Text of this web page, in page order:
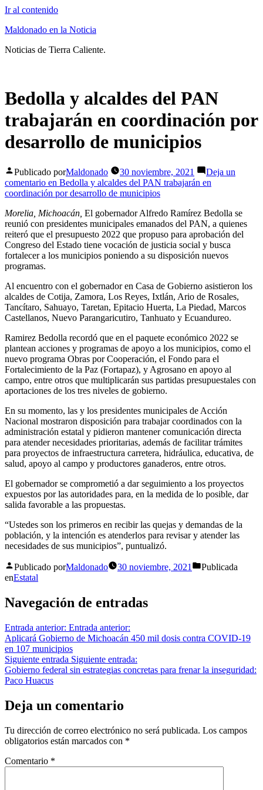
Ir al contenido
Maldonado en la Noticia
Noticias de Tierra Caliente.
Bedolla y alcaldes del PAN
trabajarán en coordinación por
desarrollo de municipios
Publicado porMaldonado 30 noviembre, 2021
Deja un
comentario en Bedolla y alcaldes del PAN trabajarán en
coordinación por desarrollo de municipios
Morelia, Michoacán, El gobernador Alfredo Ramírez Bedolla se
reunió con presidentes municipales emanados del PAN, a quienes
reiteró que el presupuesto 2022 que propuso para aprobación del
Congreso del Estado tiene vocación de justicia social y busca
fortalecer a los municipios poniendo a su disposición nuevos
programas.
Al encuentro con el gobernador en Casa de Gobierno asistieron los
alcaldes de Cotija, Zamora, Los Reyes, Ixtlán, Ario de Rosales,
Tancítaro, Sahuayo, Taretan, Epitacio Huerta, La Piedad, Marcos
Castellanos, Nuevo Parangaricutiro, Tanhuato y Ecuandureo.
Ramirez Bedolla recordó que en el paquete económico 2022 se
plantean acciones y programas de apoyo a los municipios, como el
nuevo programa Obras por Cooperación, el Fondo para el
Fortalecimiento de la Paz (Fortapaz), y Agrosano en apoyo al
campo, entre otros que multiplicarán sus partidas presupuestales con
aportaciones de los tres niveles de gobierno.
En su momento, las y los presidentes municipales de Acción
Nacional mostraron disposición para trabajar coordinados con la
administración estatal y pidieron mantener comunicación directa
para atender necesidades prioritarias, además de facilitar trámites
para proyectos de infraestructura carretera, hidráulica, educativa, de
salud, apoyo al campo y productores ganaderos, entre otros.
El gobernador se comprometió a dar seguimiento a los proyectos
expuestos por las autoridades para, en la medida de lo posible, dar
salida favorable a las propuestas.
“Ustedes son los primeros en recibir las quejas y demandas de la
población, y la intención es atenderlos para revisar y atender las
necesidades de sus municipios”, puntualizó.
Publicado porMaldonado 30 noviembre, 2021
Publicada
enEstatal
Navegación de entradas
Entrada anterior: Entrada anterior:
Aplicará Gobierno de Michoacán 450 mil dosis contra COVID-19
en 107 municipios
Siguiente entrada Siguiente entrada:
Gobierno federal sin estrategias concretas para frenar la inseguridad:
Paco Huacus
Deja un comentario
Tu dirección de correo electrónico no será publicada. Los campos
obligatorios están marcados con *
Comentario *